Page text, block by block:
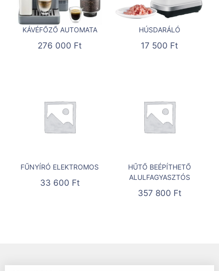
KÁVÉFŐZŐ AUTOMATA
276 000 Ft
HÚSDARÁLÓ
17 500 Ft
FŰNYÍRÓ ELEKTROMOS
33 600 Ft
HŰTŐ BEÉPÍTHETŐ
ALULFAGYASZTÓS
357 800 Ft